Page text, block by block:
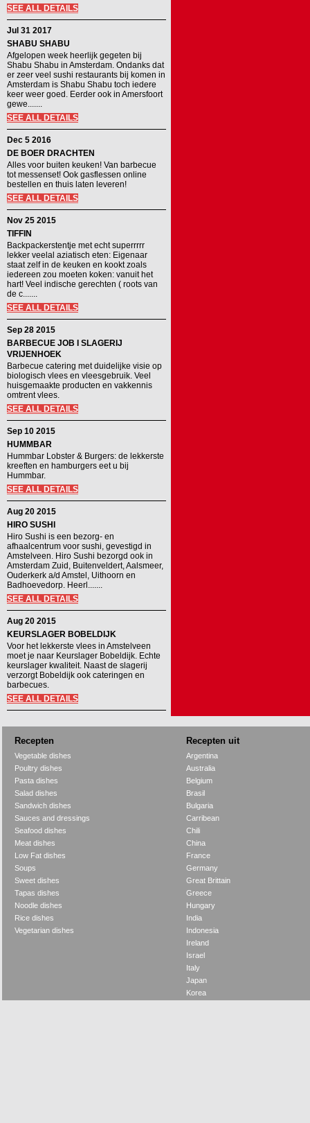
SEE ALL DETAILS
Jul 31 2017
SHABU SHABU
Afgelopen week heerlijk gegeten bij
Shabu Shabu in Amsterdam. Ondanks dat
er zeer veel sushi restaurants bij komen in
Amsterdam is Shabu Shabu toch iedere
keer weer goed. Eerder ook in Amersfoort
gewe.......
SEE ALL DETAILS
Dec 5 2016
DE BOER DRACHTEN
Alles voor buiten keuken! Van barbecue
tot messenset! Ook gasflessen online
bestellen en thuis laten leveren!
SEE ALL DETAILS
Nov 25 2015
TIFFIN
Backpackerstentje met echt superrrrr
lekker veelal aziatisch eten: Eigenaar
staat zelf in de keuken en kookt zoals
iedereen zou moeten koken: vanuit het
hart! Veel indische gerechten ( roots van
de c.......
SEE ALL DETAILS
Sep 28 2015
BARBECUE JOB I SLAGERIJ
VRIJENHOEK
Barbecue catering met duidelijke visie op
biologisch vlees en vleesgebruik. Veel
huisgemaakte producten en vakkennis
omtrent vlees.
SEE ALL DETAILS
Sep 10 2015
HUMMBAR
Hummbar Lobster & Burgers: de lekkerste
kreeften en hamburgers eet u bij
Hummbar.
SEE ALL DETAILS
Aug 20 2015
HIRO SUSHI
Hiro Sushi is een bezorg- en
afhaalcentrum voor sushi, gevestigd in
Amstelveen. Hiro Sushi bezorgd ook in
Amsterdam Zuid, Buitenveldert, Aalsmeer,
Ouderkerk a/d Amstel, Uithoorn en
Badhoevedorp. Heerl.......
SEE ALL DETAILS
Aug 20 2015
KEURSLAGER BOBELDIJK
Voor het lekkerste vlees in Amstelveen
moet je naar Keurslager Bobeldijk. Echte
keurslager kwaliteit. Naast de slagerij
verzorgt Bobeldijk ook cateringen en
barbecues.
SEE ALL DETAILS
Recepten Recepten uit
Vegetable dishes
Poultry dishes
Pasta dishes
Salad dishes
Sandwich dishes
Sauces and dressings
Seafood dishes
Meat dishes
Low Fat dishes
Soups
Sweet dishes
Tapas dishes
Noodle dishes
Rice dishes
Vegetarian dishes
Argentina
Australia
Belgium
Brasil
Bulgaria
Carribean
Chili
China
France
Germany
Great Brittain
Greece
Hungary
India
Indonesia
Ireland
Israel
Italy
Japan
Korea